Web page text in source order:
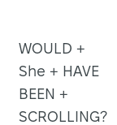
WOULD +
She + HAVE
BEEN +
SCROLLING?